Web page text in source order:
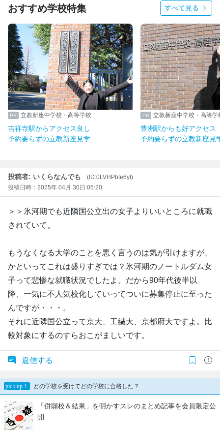
おすすめ学校特集 すべて見る
立教新座中学校・高等学校
吉祥寺駅からアクセス良し
予約要らずの立教新座見学
立教新座中学校・高等学
豊洲駅からも好アクセス
予約要らずの立教新座見
投稿者: いくらなんでも
(ID:0LVHPbte6yI)
投稿日時：2025年 04月 30日 05:20
＞＞氷河期でも近隣国公立出の女子よりいいところに就職
されていて。
もうなくなる大学のことを悪く言うのは気が引けますが、
かといってこれは盛りすぎでは？氷河期のノートルダム女
子って悲惨な就職状況でしたよ。だから90年代後半以
降、一気に不人気校化していってついに募集停止に至った
んですが・・・。
それに近隣国公立って京大、工繊大、京都府大ですよ。比
較対象にするのすらおこがましいです。
返信する